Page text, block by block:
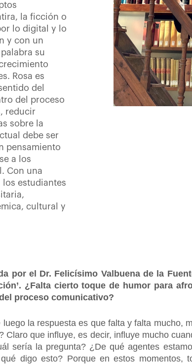
la ficción o
lo digital y lo
y con un
su
Rosa es
del
del proceso
reducir
sobre la
debe ser
pensamiento
a los
Con una
estudiantes
cultural y
por el Dr. Felicísimo Valbuena de la
¿Falta cierto toque de humor para
proceso comunicativo?
la respuesta es que falta y falta mucho,
Claro que influye, es decir, influye mucho
sería la pregunta? ¿De qué agentes
digo esto? Porque en estos momentos,